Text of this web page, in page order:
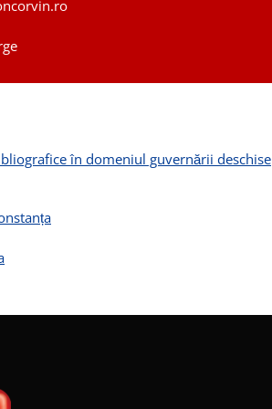
în domeniul guvernării deschise